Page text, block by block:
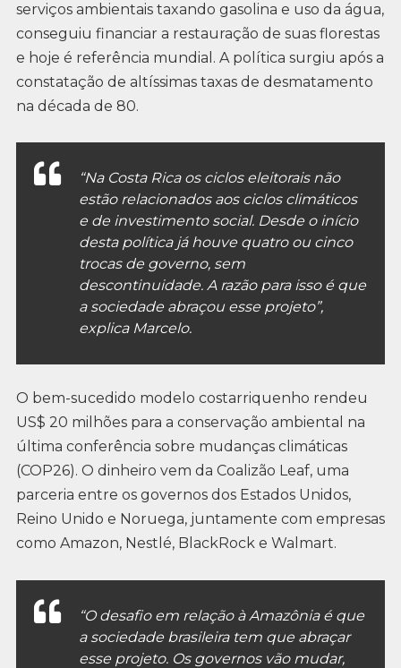
serviços ambientais taxando gasolina e uso da água,
conseguiu financiar a restauração de suas florestas
e hoje é referência mundial. A política surgiu após a
constatação de altíssimas taxas de desmatamento
na década de 80.
“Na Costa Rica os ciclos eleitorais não
estão relacionados aos ciclos climáticos
e de investimento social. Desde o início
desta política já houve quatro ou cinco
trocas de governo, sem
descontinuidade. A razão para isso é que
a sociedade abraçou esse projeto”,
explica Marcelo.
O bem-sucedido modelo costarriquenho rendeu
US$ 20 milhões para a conservação ambiental na
última conferência sobre mudanças climáticas
(COP26). O dinheiro vem da Coalizão Leaf, uma
parceria entre os governos dos Estados Unidos,
Reino Unido e Noruega, juntamente com empresas
como Amazon, Nestlé, BlackRock e Walmart.
“O desafio em relação à Amazônia é que
a sociedade brasileira tem que abraçar
esse projeto. Os governos vão mudar,